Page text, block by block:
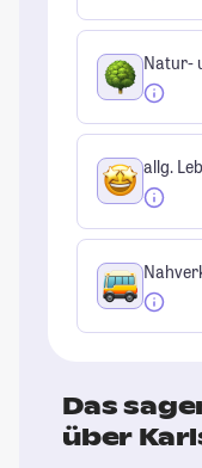
Natur-
allg.
Das
über